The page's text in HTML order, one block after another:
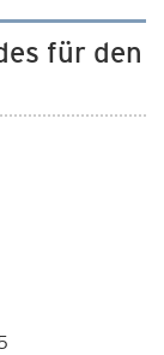
für den